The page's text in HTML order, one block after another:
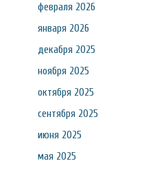
февраля 2026
января 2026
декабря 2025
ноября 2025
октября 2025
сентября 2025
июня 2025
мая 2025